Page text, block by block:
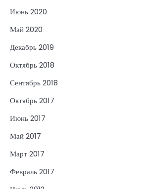
Июнь 2020
Май 2020
Декабрь 2019
Октябрь 2018
Сентябрь 2018
Октябрь 2017
Июнь 2017
Май 2017
Март 2017
Февраль 2017